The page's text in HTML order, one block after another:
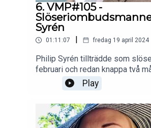
6. VMP#105 -
Syrén
01:11:07 | fredag 19 april 2024
Philip Syrén tillträdde som
februari och redan knappa två
har han samlat på sig otaliga och
exempel på hur dina
Om detta och vad man kan göra
i detta avsnitt.
Play